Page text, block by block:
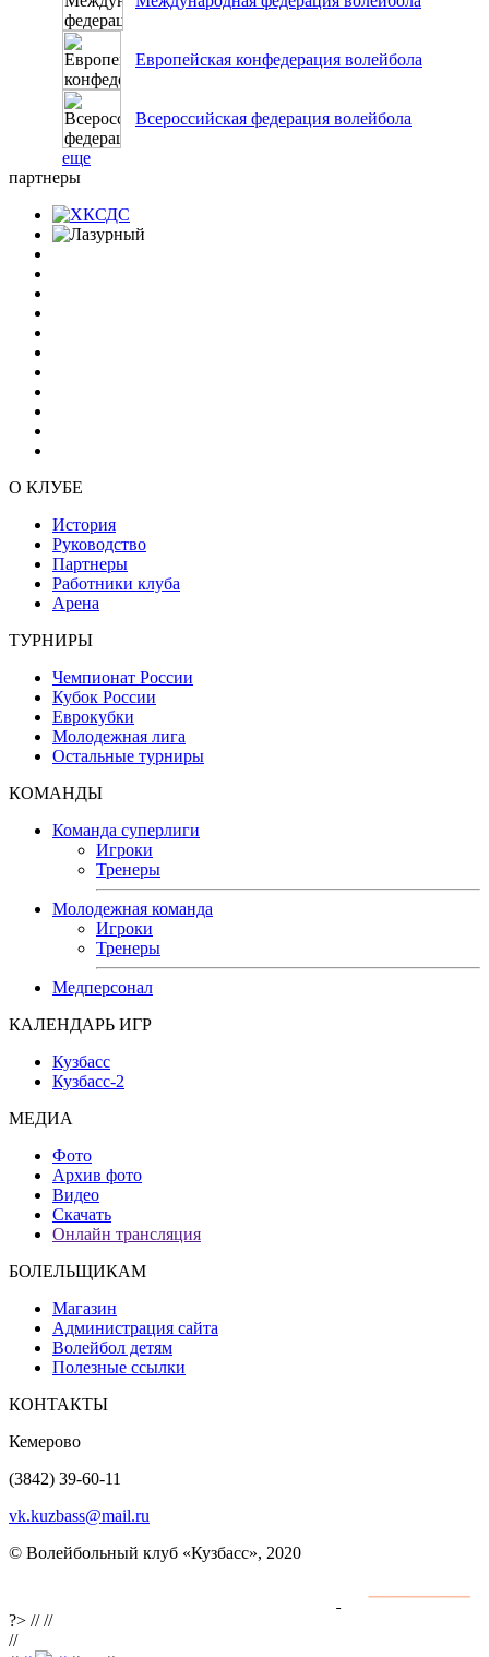
Европейская конфедерация волейбола
Всероссийская федерация волейбола
еще
партнеры
О КЛУБЕ
История
Руководство
Партнеры
Работники клуба
Арена
ТУРНИРЫ
Чемпионат России
Кубок России
Еврокубки
Молодежная лига
Остальные турниры
КОМАНДЫ
Команда суперлиги
Игроки
Тренеры
Молодежная команда
Игроки
Тренеры
Медперсонал
КАЛЕНДАРЬ ИГР
Кузбасс
Кузбасс-2
МЕДИА
Фото
Архив фото
Видео
Скачать
Онлайн трансляция
БОЛЕЛЬЩИКАМ
Магазин
Администрация сайта
Волейбол детям
Полезные ссылки
КОНТАКТЫ
Кемерово
(3842) 39-60-11
vk.kuzbass@mail.ru
© Волейбольный клуб «Кузбасс», 2020
?> ////
//